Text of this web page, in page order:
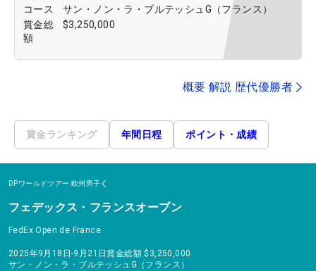
コース
サン・ノン・ラ・ブルテッシュG（フランス）
賞金総
額
$3,250,000
概要 解説 歴代優勝者
賞金ランキング 年間日程 ポイント・成績
DPワールドツアー 欧州男子
フェデックス・フランスオープン
FedEx Open de France
2025年9月18日-9月21日賞金総額 $3,250,000
サン・ノン・ラ・ブルテッシュG（フランス）